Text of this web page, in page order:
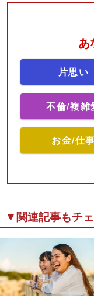
あ
片思い
不倫/複雑
お金/仕事
▼関連記事もチ